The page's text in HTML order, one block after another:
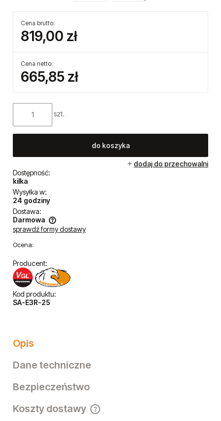
Cena brutto:
819,00 zł
Cena netto:
665,85 zł
szt.
do koszyka
dodaj do przechowalni
Dostępność:
kilka
Wysyłka w:
24 godziny
Dostawa:
Darmowa
Cena nie zawiera ewentualnych kosztów płatności
sprawdź formy dostawy
Ocena:
Producent:
Kod produktu:
SA-E3R-25
Opis
Dane techniczne
Bezpieczeństwo
Koszty dostawy
Cena nie zawiera ewentualnych kosztów płatności